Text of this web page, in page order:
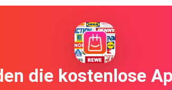
die kostenlose